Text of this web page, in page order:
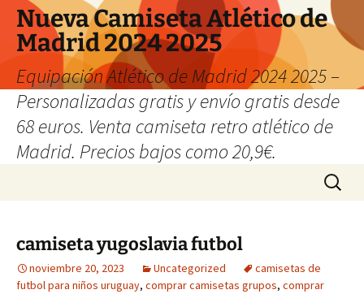
Nueva Camiseta Atlético de
Madrid 2024 2025
Equipación Atlético de Madrid 2024 2025 –
Personalizadas gratis y envío gratis desde
68 euros. Venta camiseta retro atlético de
Madrid. Precios bajos como 20,9€.
Buscar:
camiseta yugoslavia futbol
noviembre 20, 2023 Uncategorized
camisetas de
futbol para niños uruguay, comprar camisetas grupos, comprar